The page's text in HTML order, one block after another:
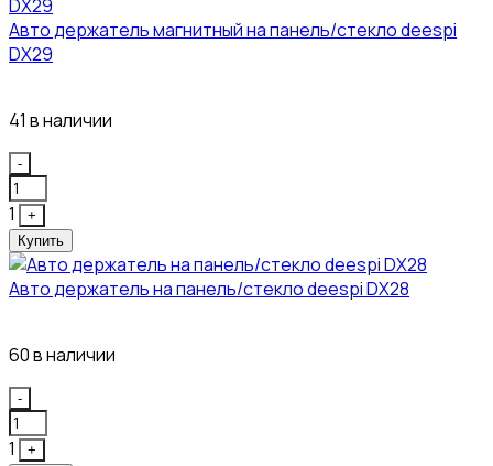
Авто держатель магнитный на панель/стекло deespi
DX29
41 в наличии
Quantity
-
1
+
Купить
Авто держатель на панель/стекло deespi DX28
60 в наличии
Quantity
-
1
+